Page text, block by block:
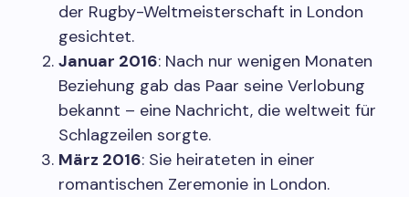
der Rugby-Weltmeisterschaft in London
gesichtet.
Januar 2016: Nach nur wenigen Monaten
Beziehung gab das Paar seine Verlobung
bekannt – eine Nachricht, die weltweit für
Schlagzeilen sorgte.
März 2016: Sie heirateten in einer
romantischen Zeremonie in London.